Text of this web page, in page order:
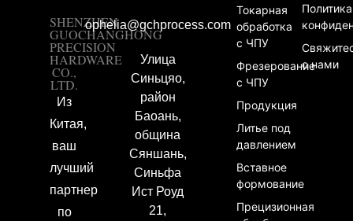
SHENZHEN
GUOCHANGHONG
PRECISION
HARDWARE
CO.,
LTD.
Из
Китая,
ваш
лучший
партнер
по
ophelia@gchprocess.com
Улица
Синьцяо,
район
Баоань,
община
Сяншань,
Синьфа
Ист Роуд
21,
Токарная
обработка
с ЧПУ
Фрезерование
с ЧПУ
Продукция
Литье под
давлением
Вставное
формование
Прецизионная
Политика
с нами